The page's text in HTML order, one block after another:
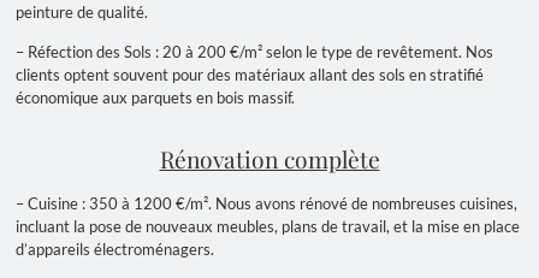
peinture de qualité.
– Réfection des Sols : 20 à 200 €/m² selon le type de revêtement. Nos
clients optent souvent pour des matériaux allant des sols en stratifié
économique aux parquets en bois massif.
Rénovation complète
– Cuisine : 350 à 1200 €/m². Nous avons rénové de nombreuses cuisines,
incluant la pose de nouveaux meubles, plans de travail, et la mise en place
d’appareils électroménagers.